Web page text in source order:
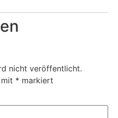
nicht veröffentlicht.
* markiert